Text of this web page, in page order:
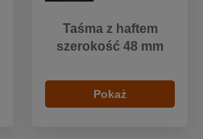
Taśma z haftem
szerokość 48 mm
Pokaż